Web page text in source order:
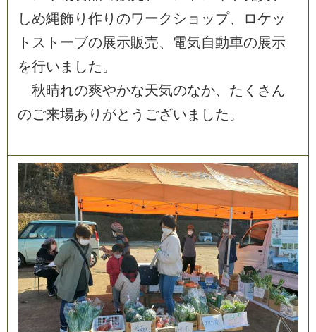
しめ縄飾 り 作り のワーク シ ョ ップ、 ロケッ
ト ス ト ーブの展示販売、 電気自動車の展示
を行い ま した。
秋晴れの爽やかな天気のなか、 た く さ ん
のご来場あ り がと う ござい ま した。